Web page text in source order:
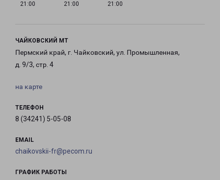
21:00
21:00
21:00
ЧАЙКОВСКИЙ МТ
Пермский край, г. Чайковский, ул. Промышленная,
д. 9/3, стр. 4
на карте
ТЕЛЕФОН
8 (34241) 5-05-08
EMAIL
chaikovskii-fr@pecom.ru
ГРАФИК РАБОТЫ